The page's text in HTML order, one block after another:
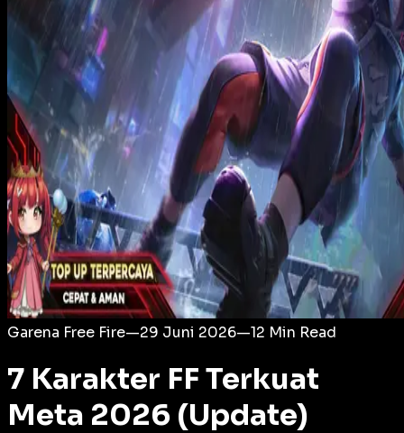
Garena Free Fire—29 Juni 2026—12 Min Read
7 Karakter FF Terkuat
Meta 2026 (Update)